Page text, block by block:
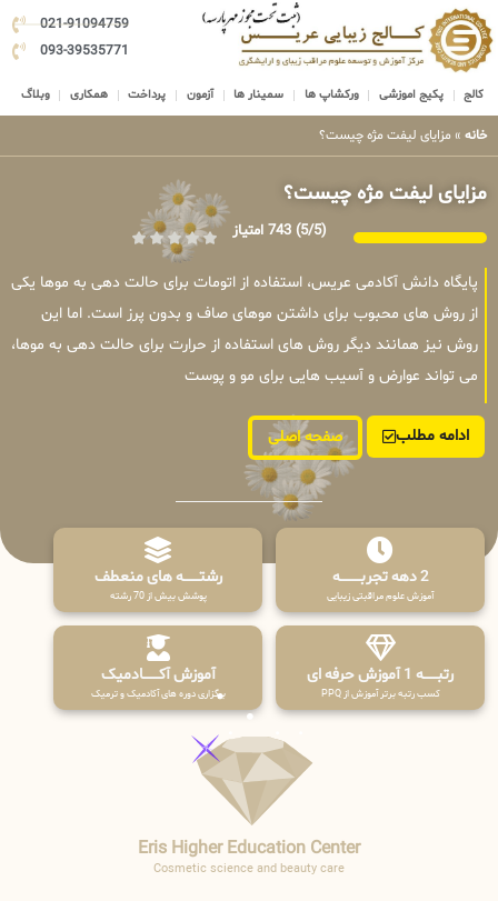
021-91094759
093-39535771
کالج پکیج اموزشی ورکشاپ ها سمینار ها آزمون پرداخت همکاری وبلاگ
خانه » مزایای لیفت مژه چیست؟
مزایای لیفت مژه چیست؟
(5/5) 743 امتیاز
پایگاه دانش آکادمی عریس، استفاده از اتومات برای حالت دهی به موها یکی
از روش های محبوب برای داشتن موهای صاف و بدون پرز است. اما این
روش نیز همانند دیگر روش های استفاده از حرارت برای حالت دهی به موها،
می تواند عوارض و آسیب هایی برای مو و پوست
ادامه مطلب صفحه اصلی
2 دهه تجربـــــــــه
آموزش علوم مراقبتی زیبایی
رشتـــــــه های منعطف
پوشش بیش از 70 رشته
رتبــــــه 1 آموزش حرفه ای
کسب رتبه برتر آموزش از PPQ
آموزش آکـــــــادمیک
برگزاری دوره های آکادمیک و ترمیک
Eris Higher Education Center
Cosmetic science and beauty care